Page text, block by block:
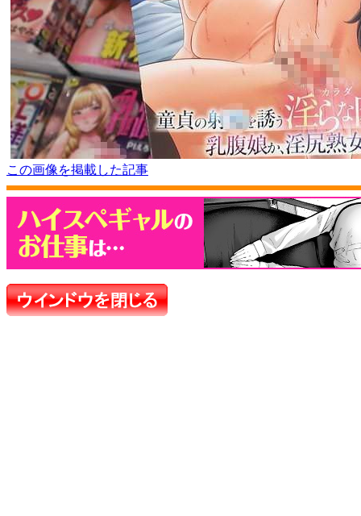
この画像を掲載した記事